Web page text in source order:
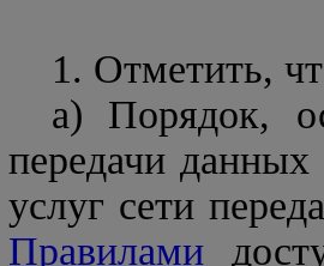
1. Отметить,
а) Порядок,
передачи данных
услуг сети
Правилами